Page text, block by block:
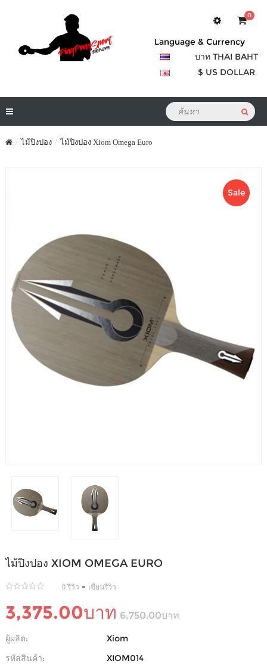
0
Language & Currency
บาท THAI BAHT
$ US DOLLAR
ไม้ปิงปอง ไม้ปิงปอง Xiom Omega Euro
Sale
ไม้ปิงปอง XIOM OMEGA EURO
0 รีวิว - เขียนรีวิว
3,375.00บาท 6,750.00บาท
ผู้ผลิต:
Xiom
รหัสสินค้า:
XIOM014